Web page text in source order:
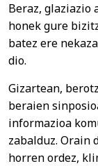
Beraz, glaziazio
honek gure
batez ere
dio.
Gizartean,
beraien
informazioa
zabalduz. Orain
horren ordez,